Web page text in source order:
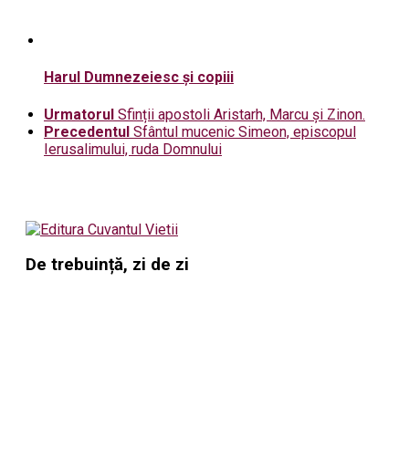
Harul Dumnezeiesc și copiii
Urmatorul Sfinții apostoli Aristarh, Marcu și Zinon.
Precedentul Sfântul mucenic Simeon, episcopul
Ierusalimului, ruda Domnului
De trebuință, zi de zi